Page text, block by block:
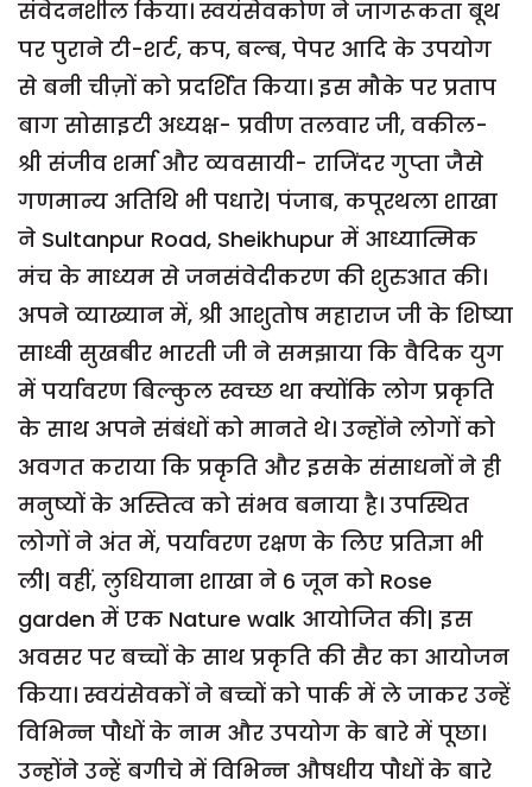
संवेदनशील किया। स्वयंसेवकोण ने जागरूकता बूथ
पर पुराने टी-शर्ट, कप, बल्ब, पेपर आदि के उपयोग
से बनी चीज़ों को प्रदर्शित किया। इस मौके पर प्रताप
बाग सोसाइटी अध्यक्ष- प्रवीण तलवार जी, वकील-
श्री संजीव शर्मा और व्यवसायी- राजिंदर गुप्ता जैसे
गणमान्य अतिथि भी पधारे| पंजाब, कपूरथला शाखा
ने Sultanpur Road, Sheikhupur में आध्यात्मिक
मंच के माध्यम से जनसंवेदीकरण की शुरुआत की।
अपने व्याख्यान में, श्री आशुतोष महाराज जी के शिष्या
साध्वी सुखबीर भारती जी ने समझाया कि वैदिक युग
में पर्यावरण बिल्कुल स्वच्छ था क्योंकि लोग प्रकृति
के साथ अपने संबंधों को मानते थे। उन्होंने लोगों को
अवगत कराया कि प्रकृति और इसके संसाधनों ने ही
मनुष्यों के अस्तित्व को संभव बनाया है। उपस्थित
लोगों ने अंत में, पर्यावरण रक्षण के लिए प्रतिज्ञा भी
ली| वहीं, लुधियाना शाखा ने 6 जून को Rose
garden में एक Nature walk आयोजित की| इस
अवसर पर बच्चों के साथ प्रकृति की सैर का आयोजन
किया। स्वयंसेवकों ने बच्चों को पार्क में ले जाकर उन्हें
विभिन्न पौधों के नाम और उपयोग के बारे में पूछा।
उन्होंने उन्हें बगीचे में विभिन्न औषधीय पौधों के बारे